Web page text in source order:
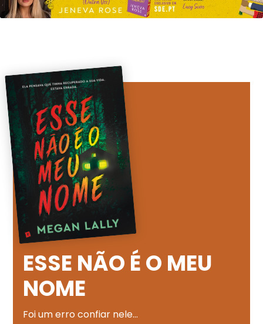
ESSE NÃO É O MEU
NOME
Foi um erro confiar nele…